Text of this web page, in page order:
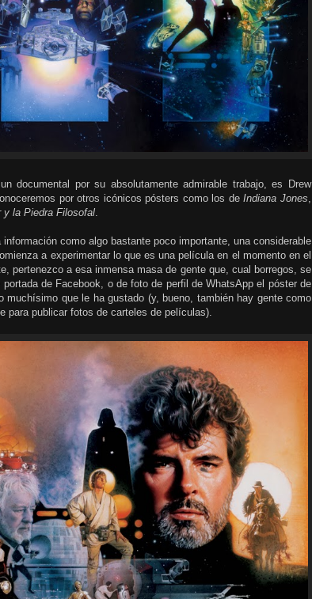
documental por su absolutamente admirable trabajo, es Drew
por otros icónicos pósters como los deIndiana Jones
y la Piedra Filosofal
como algo bastante poco importante, una considerable
a experimentar lo que es una película en el momento en el
pertenezco a esa inmensa masa de gente que, cual borregos, se
de Facebook, o de foto de perfil de WhatsApp el póster de
que le ha gustado (y, bueno, también hay gente como
para publicar fotos de carteles de películas).